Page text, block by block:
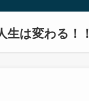
生は変わる！！